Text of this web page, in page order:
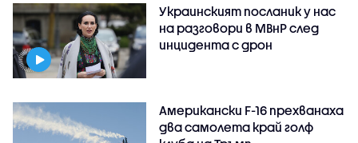
Украинският посланик у нас
на разговори в МВнР след
инцидента с дрон
Американски F-16 прехванаха
два самолета край голф